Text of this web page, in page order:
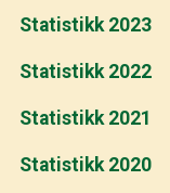
Statistikk 2023
Statistikk 2022
Statistikk 2021
Statistikk 2020